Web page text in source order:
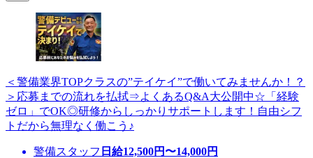
＜警備業界TOPクラスの”テイケイ”で働いてみませんか！？
＞応募までの流れを払拭⇒よくあるQ&A大公開中☆「経験
ゼロ」でOK◎研修からしっかりサポートします！自由シフ
トだから無理なく働こう♪
警備スタッフ 日給12,500円〜14,000円